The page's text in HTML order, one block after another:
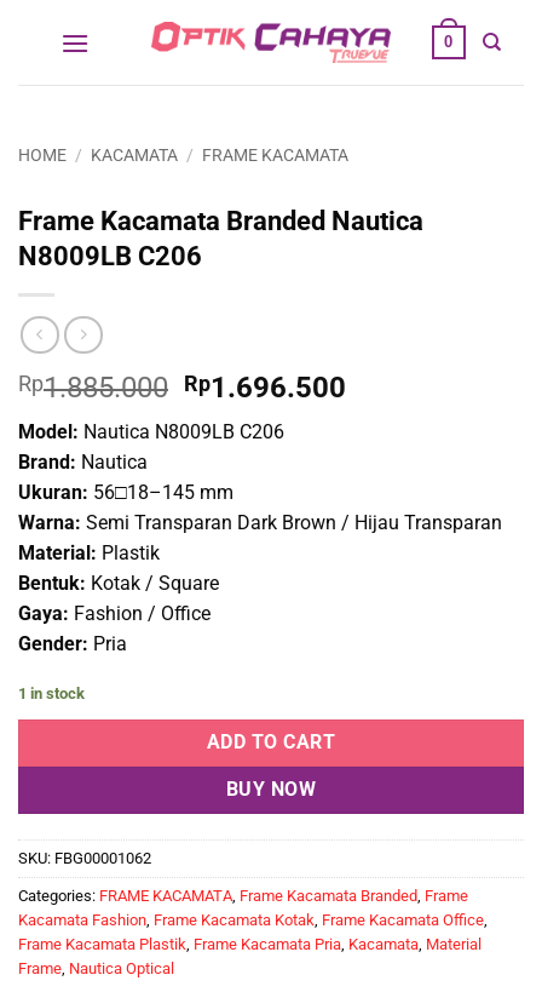
0
HOME / KACAMATA / FRAME KACAMATA
Frame Kacamata Branded Nautica
N8009LB C206
Rp1.885.000 Original
price
was:
Rp1.696.500
Model: Nautica N8009LB C206
Brand: Nautica
Ukuran: 56□18–145 mm
Warna: Semi Transparan Dark Brown / Hijau Transparan
Material: Plastik
Bentuk: Kotak / Square
Gaya: Fashion / Office
Gender: Pria
1 in stock
ADD TO CART
BUY NOW
SKU: FBG00001062
Categories: FRAME KACAMATA Frame Kacamata Branded Frame
Kacamata Fashion Frame Kacamata Kotak Frame Kacamata Office
Frame Kacamata Plastik Frame Kacamata Pria Kacamata Material
Frame Nautica Optical